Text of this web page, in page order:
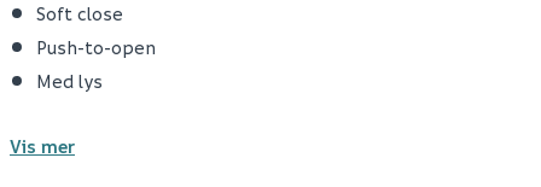
Soft close
Push-to-open
Med lys
Vis mer